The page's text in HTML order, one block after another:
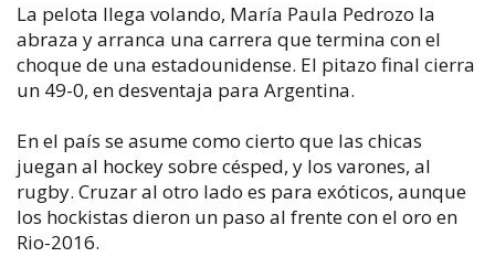
La pelota llega volando, María Paula Pedrozo la
abraza y arranca una carrera que termina con el
choque de una estadounidense. El pitazo final cierra
un 49-0, en desventaja para Argentina.
En el país se asume como cierto que las chicas
juegan al hockey sobre césped, y los varones, al
rugby. Cruzar al otro lado es para exóticos, aunque
los hockistas dieron un paso al frente con el oro en
Rio-2016.